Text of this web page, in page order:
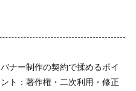
バナー制作の契約で揉めるポイ
ント：著作権・二次利用・修正